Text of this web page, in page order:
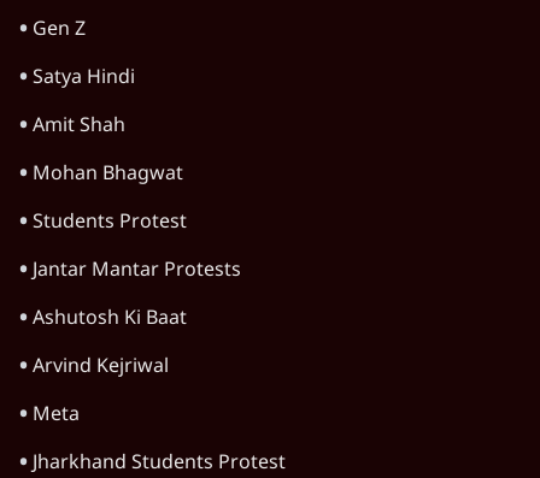
Gen Z
Satya Hindi
Amit Shah
Mohan Bhagwat
Students Protest
Jantar Mantar Protests
Ashutosh Ki Baat
Arvind Kejriwal
Meta
Jharkhand Students Protest